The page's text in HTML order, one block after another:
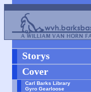
Storys
Cover
Carl Barks Library
Gyro Gearloose